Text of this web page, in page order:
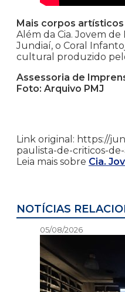
Mais corpos artísticos
Além da Cia. Jovem
Jundiaí, o Coral
cultural produzido
Assessoria de
Foto: Arquivo PMJ
Link original: https://
paulista-de-criticos-
Leia mais sobre Cia.
NOTÍCIAS
05/08/2026